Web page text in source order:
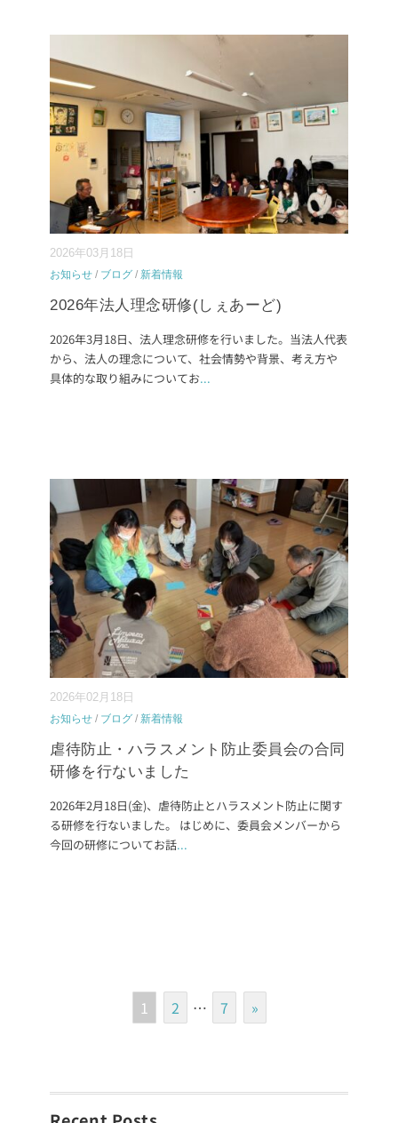
2026年03月18日
お知らせ / ブログ / 新着情報
2026年法人理念研修(しぇあーど)
2026年3月18日、法人理念研修を行いました。当法人代表
から、法人の理念について、社会情勢や背景、考え方や
具体的な取り組みについてお...
2026年02月18日
お知らせ / ブログ / 新着情報
虐待防止・ハラスメント防止委員会の合同
研修を行ないました
2026年2月18日(金)、虐待防止とハラスメント防止に関す
る研修を行ないました。 はじめに、委員会メンバーから
今回の研修についてお話...
1 2 … 7 »